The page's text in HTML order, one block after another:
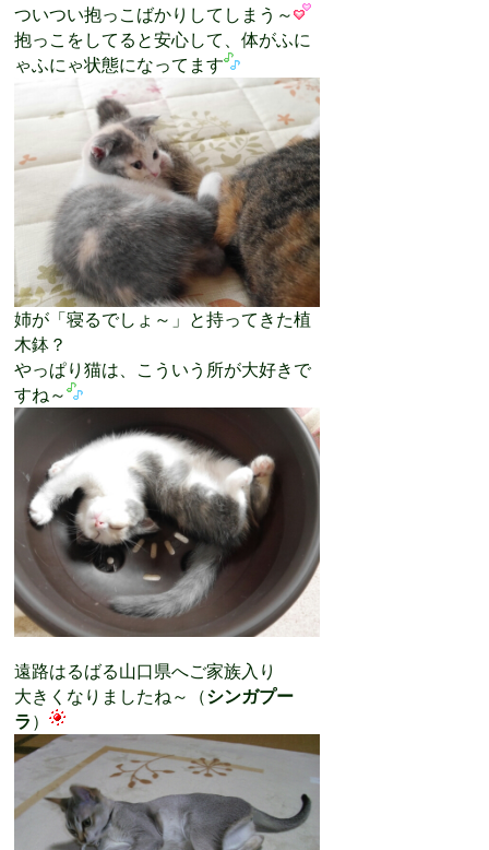
ついつい抱っこばかりしてしまう～
抱っこをしてると安心して、体がふに
ゃふにゃ状態になってます
姉が「寝るでしょ～」と持ってきた植
木鉢？
やっぱり猫は、こういう所が大好きで
すね～
遠路はるばる山口県へご家族入り
大きくなりましたね～（シンガプー
ラ ）